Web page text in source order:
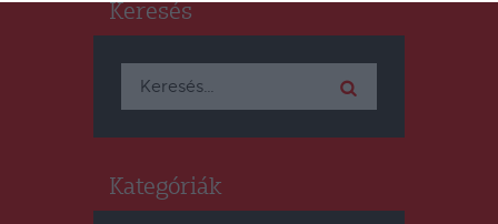
Keresés
Keresés:
Kategóriák